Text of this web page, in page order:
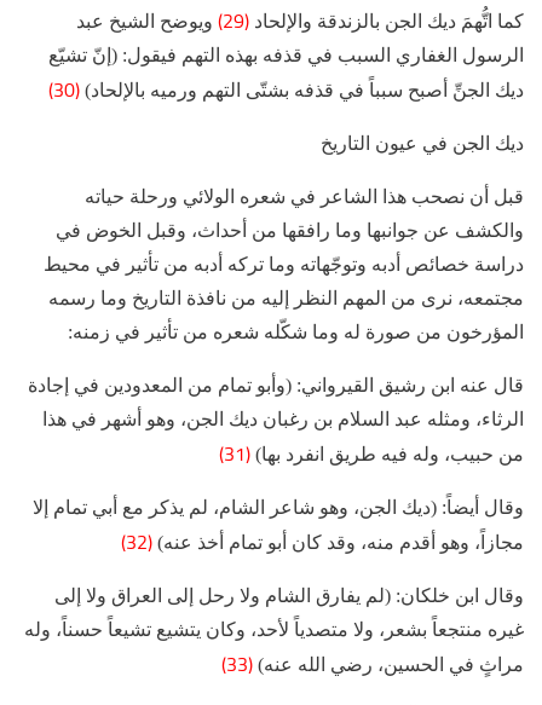
كما اتُّهمَ ديك الجن بالزندقة والإلحاد (29)
ويوضح الشيخ عبد
الرسول الغفاري السبب في قذفه بهذه التهم فيقول: (إنّ تشيّع
ديك الجنِّ أصبح سبباً في قذفه بشتّى التهم ورميه بالإلحاد) (30)
ديك الجن في عيون التاريخ
قبل أن نصحب هذا الشاعر في شعره الولائي ورحلة حياته
والكشف عن جوانبها وما رافقها من أحداث، وقبل الخوض في
دراسة خصائص أدبه وتوجّهاته وما تركه أدبه من تأثير في محيط
مجتمعه، نرى من المهم النظر إليه من نافذة التاريخ وما رسمه
المؤرخون من صورة له وما شكّله شعره من تأثير في زمنه:
قال عنه ابن رشيق القيرواني: (وأبو تمام من المعدودين في إجادة
الرثاء، ومثله عبد السلام بن رغبان ديك الجن، وهو أشهر في هذا
من حبيب، وله فيه طريق انفرد بها) (31)
وقال أيضاً: (ديك الجن، وهو شاعر الشام، لم يذكر مع أبي تمام إلا
مجازاً، وهو أقدم منه، وقد كان أبو تمام أخذ عنه) (32)
وقال ابن خلكان: (لم يفارق الشام ولا رحل إلى العراق ولا إلى
غيره منتجعاً بشعر، ولا متصدياً لأحد، وكان يتشيع تشيعاً حسناً، وله
مراثٍ في الحسين، رضي الله عنه) (33)